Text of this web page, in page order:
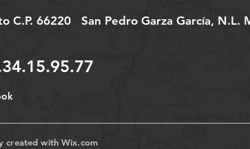
C.P. 66220 San Pedro Garza García, N.L.
created withWix.com